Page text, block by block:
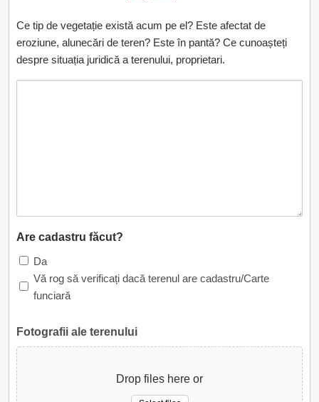
Ce tip de vegetație există acum pe el? Este afectat de
eroziune, alunecări de teren? Este în pantă? Ce cunoașteți
despre situația juridică a terenului, proprietari.
Are cadastru făcut?
Da
Vă rog să verificați dacă terenul are cadastru/Carte
funciară
Fotografii ale terenului
Drop files here or